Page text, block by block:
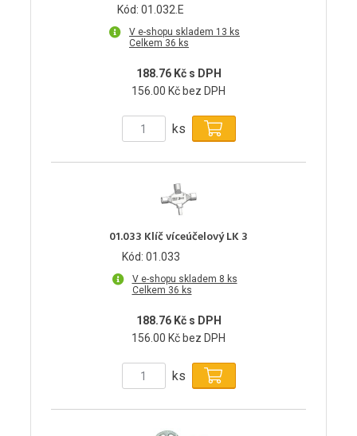
Kód: 01.032.E
V e-shopu skladem 13 ks
Celkem 36 ks
188.76 Kč s DPH
156.00 Kč bez DPH
ks
01.033 Klíč víceúčelový LK 3
Kód: 01.033
V e-shopu skladem 8 ks
Celkem 36 ks
188.76 Kč s DPH
156.00 Kč bez DPH
ks